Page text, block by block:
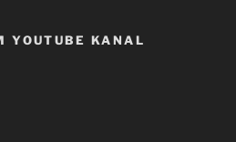
YOUTUBE KANAL